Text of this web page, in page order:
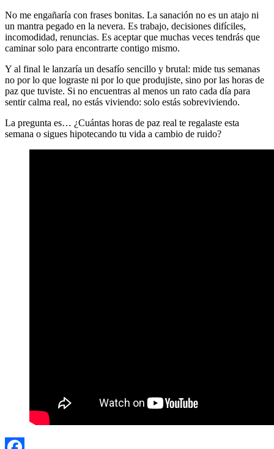
No me engañaría con frases bonitas. La sanación no es un atajo ni
un mantra pegado en la nevera. Es trabajo, decisiones difíciles,
incomodidad, renuncias. Es aceptar que muchas veces tendrás que
caminar solo para encontrarte contigo mismo.
Y al final le lanzaría un desafío sencillo y brutal: mide tus semanas
no por lo que lograste ni por lo que produjiste, sino por las horas de
paz que tuviste. Si no encuentras al menos un rato cada día para
sentir calma real, no estás viviendo: solo estás sobreviviendo.
La pregunta es… ¿Cuántas horas de paz real te regalaste esta
semana o sigues hipotecando tu vida a cambio de ruido?